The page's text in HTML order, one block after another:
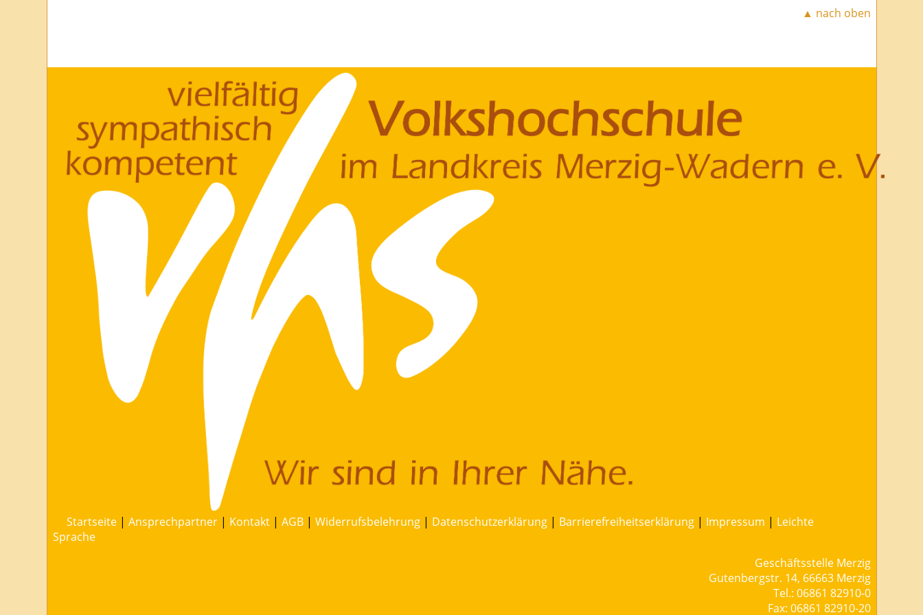
▲ nach oben
Startseite| Ansprechpartner| Kontakt| AGB| Widerrufsbelehrung| Datenschutzerklärung| Barrierefreiheitserklärung| Impressum | Leichte
Sprache
Geschäftsstelle Merzig
Gutenbergstr. 14, 66663 Merzig
Tel.: 06861 82910-0
Fax: 06861 82910-20